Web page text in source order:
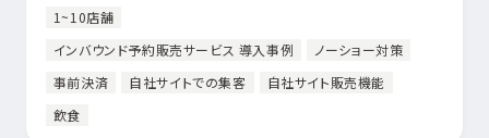
1~10店舗
インバウンド予約販売サービス 導入事例
ノーショー対策
事前決済
自社サイトでの集客
自社サイト販売機能
飲食